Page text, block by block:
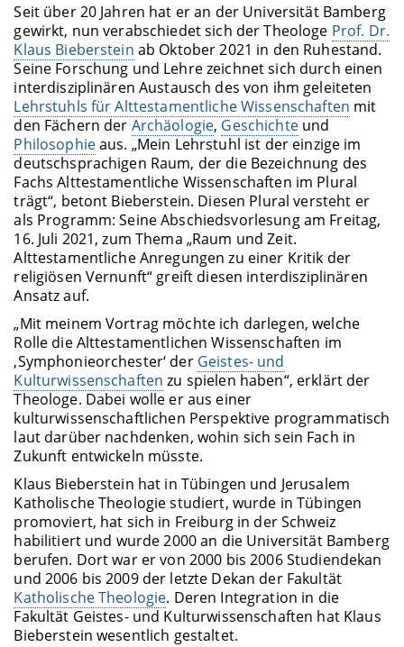
Seit über 20 Jahren hat er an der Universität Bamberg
gewirkt, nun verabschiedet sich der Theologe Prof. Dr.
Klaus Bieberstein ab Oktober 2021 in den Ruhestand.
Seine Forschung und Lehre zeichnet sich durch einen
interdisziplinären Austausch des von ihm geleiteten
Lehrstuhls für Alttestamentliche Wissenschaften mit
den Fächern der Archäologie, Geschichteund
Philosophieaus. „Mein Lehrstuhl ist der einzige im
deutschsprachigen Raum, der die Bezeichnung des
Fachs Alttestamentliche Wissenschaften im Plural
trägt“, betont Bieberstein. Diesen Plural versteht er
als Programm: Seine Abschiedsvorlesung am Freitag,
16. Juli 2021, zum Thema „Raum und Zeit.
Alttestamentliche Anregungen zu einer Kritik der
religiösen Vernunft“ greift diesen interdisziplinären
Ansatz auf.
„Mit meinem Vortrag möchte ich darlegen, welche
Rolle die Alttestamentlichen Wissenschaften im
,Symphonieorchester‘ der Geistes- und
Kulturwissenschaften zu spielen haben“, erklärt der
Theologe. Dabei wolle er aus einer
kulturwissenschaftlichen Perspektive programmatisch
laut darüber nachdenken, wohin sich sein Fach in
Zukunft entwickeln müsste.
Klaus Bieberstein hat in Tübingen und Jerusalem
Katholische Theologie studiert, wurde in Tübingen
promoviert, hat sich in Freiburg in der Schweiz
habilitiert und wurde 2000 an die Universität Bamberg
berufen. Dort war er von 2000 bis 2006 Studiendekan
und 2006 bis 2009 der letzte Dekan der Fakultät
Katholische Theologie. Deren Integration in die
Fakultät Geistes- und Kulturwissenschaften hat Klaus
Bieberstein wesentlich gestaltet.